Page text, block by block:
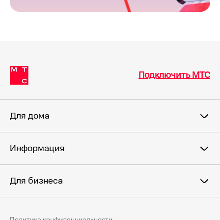
Подключить МТС
Для дома
Информация
Для бизнеса